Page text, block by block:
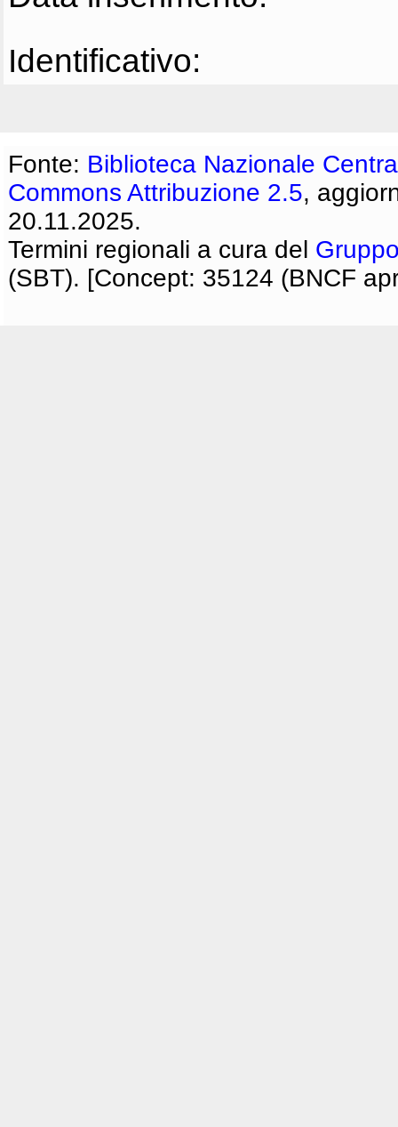
Identificativo:
Fonte: Biblioteca Nazionale
Commons Attribuzione 2.5,
20.11.2025.
Termini regionali a cura del
(SBT). [Concept: 35124 (BNCF